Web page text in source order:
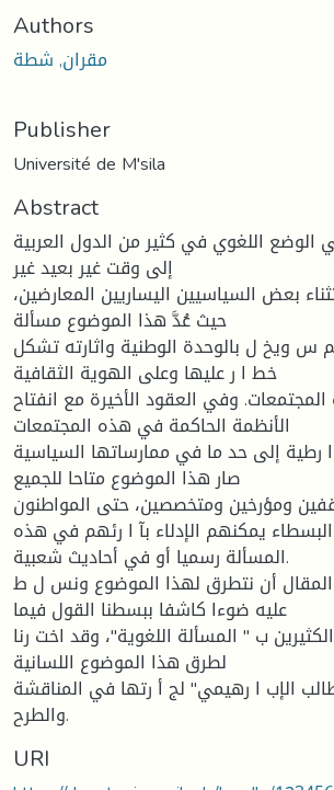
Authors
مقران, شطة
Publisher
Université de M'sila
Abstract
اللغوي في كثير من الدول العربية
إلى وقت غير بعيد غير
بعض السياسيين اليساريين المعارضين،
حيث عُدَّ هذا الموضوع مسألة
ويخ ل بالوحدة الوطنية واثارته تشكل
خط ا ر عليها وعلى الهوية الثقافية
وفي العقود الأخيرة مع انفتاح
الأنظمة الحاكمة في هذه المجتمعات
رطية إلى حد ما في ممارساتها السياسية
صار هذا الموضوع متاحا للجميع
ومؤرخين ومتخصصين، حتى المواطنون
البسطاء يمكنهم الإدلاء بآ ا رئهم في هذه
المسألة رسميا أو في أحاديث شعبية.
أن نتطرق لهذا الموضوع ونس ل ط
عليه ضوءا كاشفا ببسطنا القول فيما
ب " المسألة اللغوية"، وقد اخت رنا
لطرق هذا الموضوع اللسانية
الإب ا رهيمي" لج أ رتها في المناقشة
والطرح.
URI